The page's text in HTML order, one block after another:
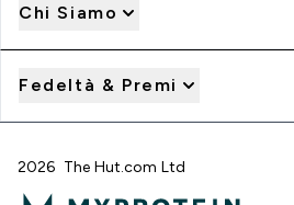
Chi Siamo
Fedeltà & Premi
2026 The Hut.com Ltd